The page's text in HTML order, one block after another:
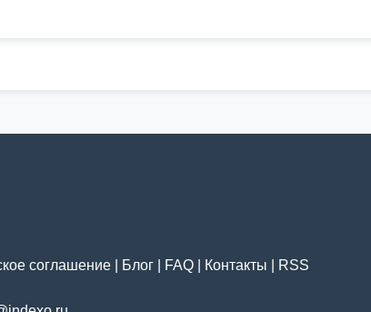
соглашение Блог FAQ Контакты RSS